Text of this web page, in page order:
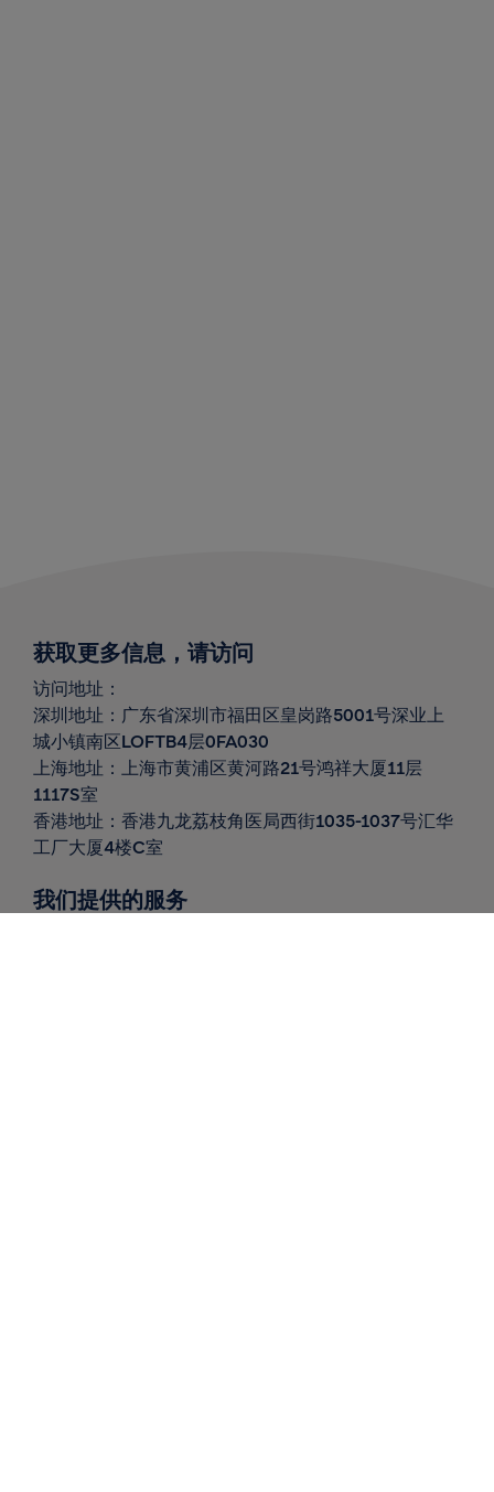
获取更多信息，请访问
访问地址：
深圳地址：广东省深圳市福田区皇岗路5001号深业上
城小镇南区LOFTB4层0FA030
上海地址：上海市黄浦区黄河路21号鸿祥大厦11层
1117S室
香港地址：香港九龙荔枝角医局西街1035-1037号汇华
工厂大厦4楼C室
我们提供的服务